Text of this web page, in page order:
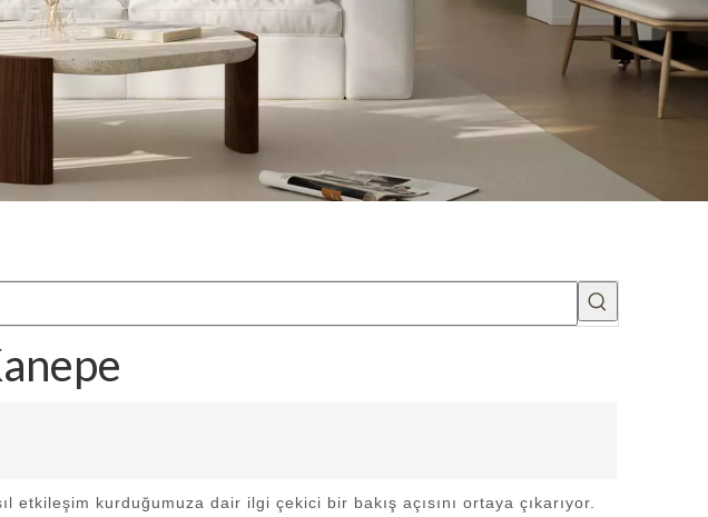
etkileşim kurduğumuza dair ilgi çekici bir bakış açısını ortaya çıkarıyor.